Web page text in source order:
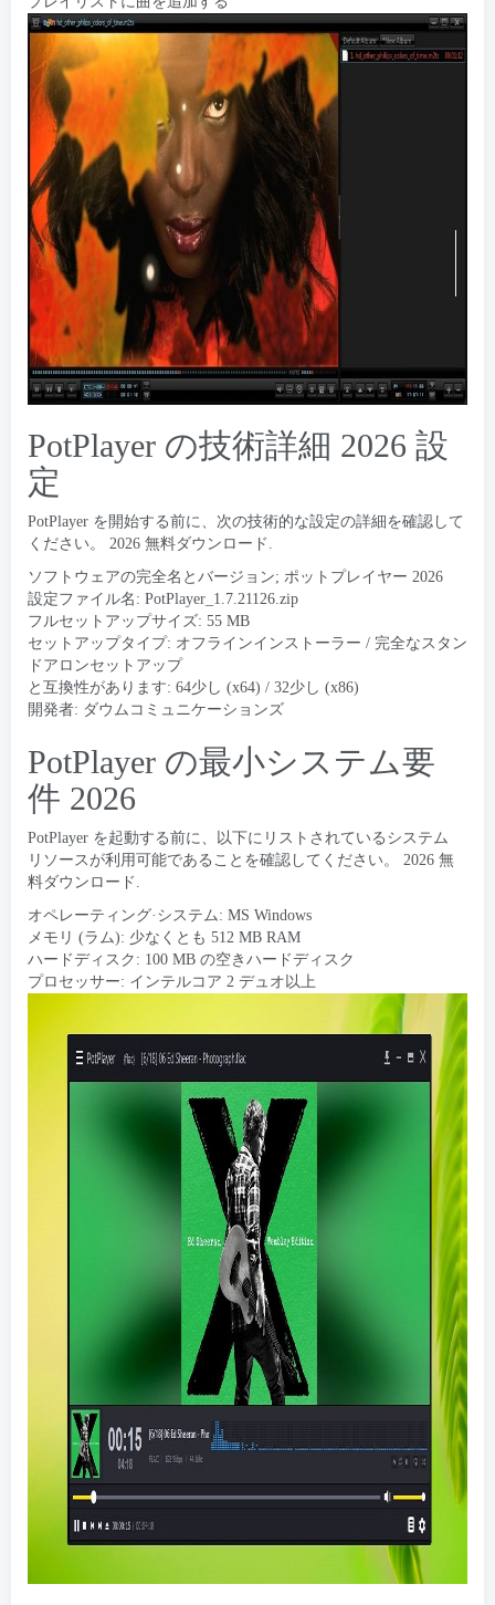
PotPlayer の技術詳細 2026 設
定
PotPlayer を開始する前に、次の技術的な設定の詳細を確認して
ください。 2026 無料ダウンロード.
ソフトウェアの完全名とバージョン; ポットプレイヤー 2026
設定ファイル名: PotPlayer_1.7.21126.zip
フルセットアップサイズ: 55 MB
セットアップタイプ: オフラインインストーラー / 完全なスタン
ドアロンセットアップ
と互換性があります: 64少し (x64) / 32少し (x86)
開発者: ダウムコミュニケーションズ
PotPlayer の最小システム要
件 2026
PotPlayer を起動する前に、以下にリストされているシステム
リソースが利用可能であることを確認してください。 2026 無
料ダウンロード.
オペレーティング·システム: MS Windows
メモリ (ラム): 少なくとも 512 MB RAM
ハードディスク: 100 MB の空きハードディスク
プロセッサー: インテルコア 2 デュオ以上